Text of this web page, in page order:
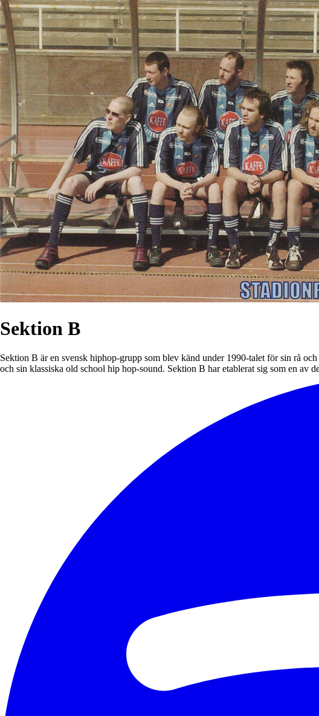
Sektion B
Sektion B är en svensk hiphop-grupp som blev känd under 1990-talet för sin rå
och sin klassiska old school hip hop-sound. Sektion B har etablerat sig som en av